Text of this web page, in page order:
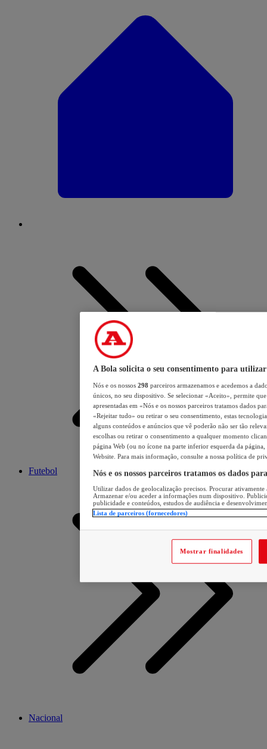
Futebol
Nacional
A Bola solicita o seu consentimento para utilizar
Nós e os nossos 298 parceiros armazenamos e acedemos a
únicos, no seu dispositivo. Se selecionar «Aceito», permite
apresentadas em «Nós e os nossos parceiros tratamos dados
«Rejeitar tudo» ou retirar o seu consentimento, estas
alguns conteúdos e anúncios que vê poderão não ser tão
escolhas ou retirar o consentimento a qualquer momento
página Web (ou no ícone na parte inferior esquerda da página,
Website. Para mais informação, consulte a nossa política de
Nós e os nossos parceiros tratamos os dados
Utilizar dados de geolocalização precisos. Procurar
Armazenar e/ou aceder a informações num dispositivo.
publicidade e conteúdos, estudos de audiência e
Lista de parceiros (fornecedores)
Mostrar finalidades